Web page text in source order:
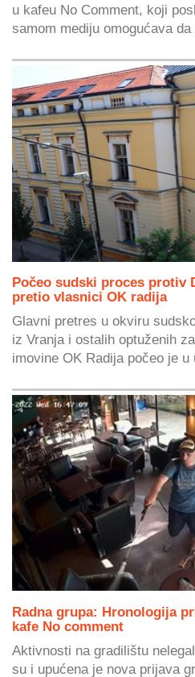
u kafeu No Comment, koji
samom mediju omogućava
Počeo sudski proces protiv
pretio vlasnici OK radija
Glavni pretres u okviru
iz Vranja i ostalih optuženih
imovine OK Radija počeo je u
Radna grupa: Hronologija
kafe No comment
Aktivnosti na gradilištu
su i upućena je nova prijava